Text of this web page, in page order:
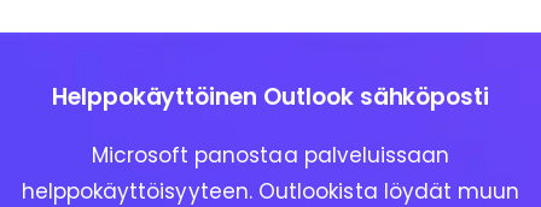
Helppokäyttöinen Outlook sähköposti
Microsoft panostaa palveluissaan
helppokäyttöisyyteen. Outlookista löydät muun